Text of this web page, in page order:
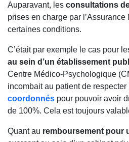
Auparavant, les consultations
prises en charge par
certaines conditions.
C’était par exemple le cas pour
au sein d’un établissement
Centre Médico-Psychologique
incombait au patient de respecter
coordonnés pour pouvoir avoir
de 100%. Cela est toujours
Quant au remboursement pour